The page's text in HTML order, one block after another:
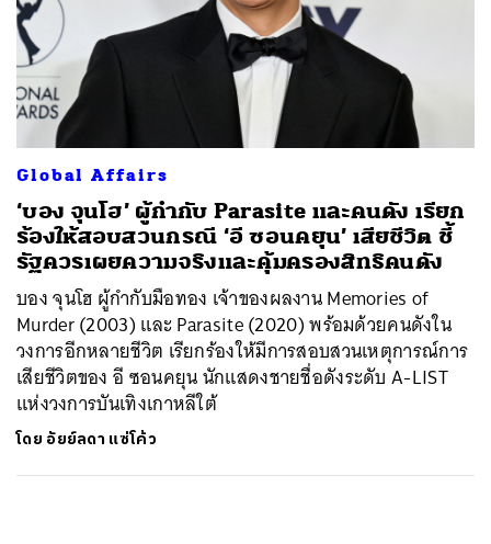
Global Affairs
‘บอง จุนโฮ’ ผู้กำกับ Parasite และคนดัง เรียก
ร้องให้สอบสวนกรณี ‘อี ซอนคยุน’ เสียชีวิต ชี้
รัฐควรเผยความจริงและคุ้มครองสิทธิคนดัง
บอง จุนโฮ ผู้กำกับมือทอง เจ้าของผลงาน Memories of
Murder (2003) และ Parasite (2020) พร้อมด้วยคนดังใน
วงการอีกหลายชีวิต เรียกร้องให้มีการสอบสวนเหตุการณ์การ
เสียชีวิตของ อี ซอนคยุน นักแสดงชายชื่อดังระดับ A-LIST
แห่งวงการบันเทิงเกาหลีใต้
โดย อัยย์ลดา แซ่โค้ว
ค้นหา
SHARE